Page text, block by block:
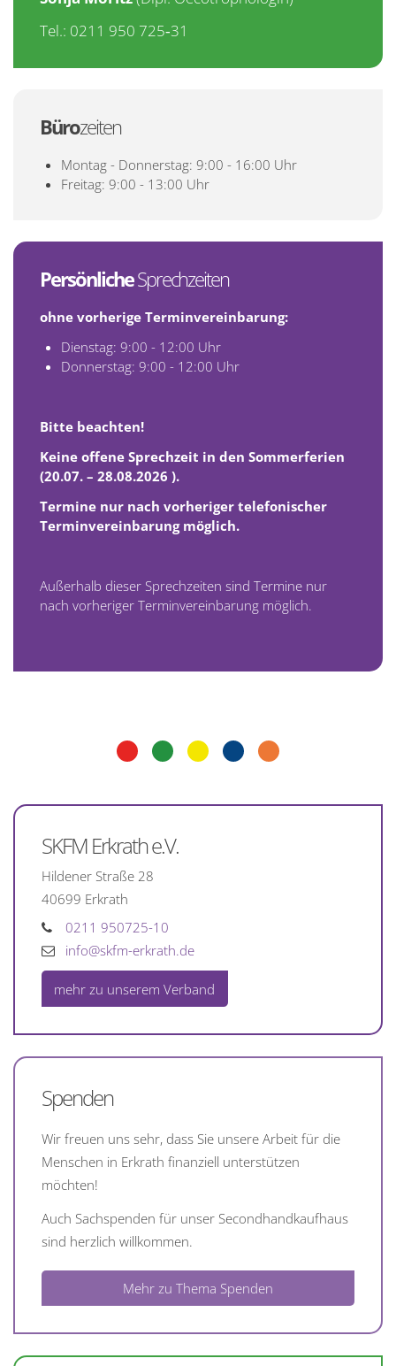
Tel.: 0211 950 725‑31
Bürozeiten
Montag - Donnerstag: 9:00 - 16:00 Uhr
Freitag: 9:00 - 13:00 Uhr
PersönlicheSprechzeiten
ohne vorherige Terminvereinbarung:
Dienstag: 9:00 - 12:00 Uhr
Donnerstag: 9:00 - 12:00 Uhr
Bitte beachten!
Keine offene Sprechzeit in den Sommerferien
(20.07. – 28.08.2026 ).
Termine nur nach vorheriger telefonischer
Terminvereinbarung möglich.
Außerhalb dieser Sprechzeiten sind Termine nur
nach vorheriger Terminvereinbarung möglich.
SKFM Erkrath e.V.
Hildener Straße 28
40699 Erkrath
0211 950725-10
info@skfm-erkrath.de
mehr zu unserem Verband
Spenden
Wir freuen uns sehr, dass Sie unsere Arbeit für die
Menschen in Erkrath finanziell unterstützen
möchten!
Auch Sachspenden für unser Secondhandkaufhaus
sind herzlich willkommen.
Mehr zu Thema Spenden